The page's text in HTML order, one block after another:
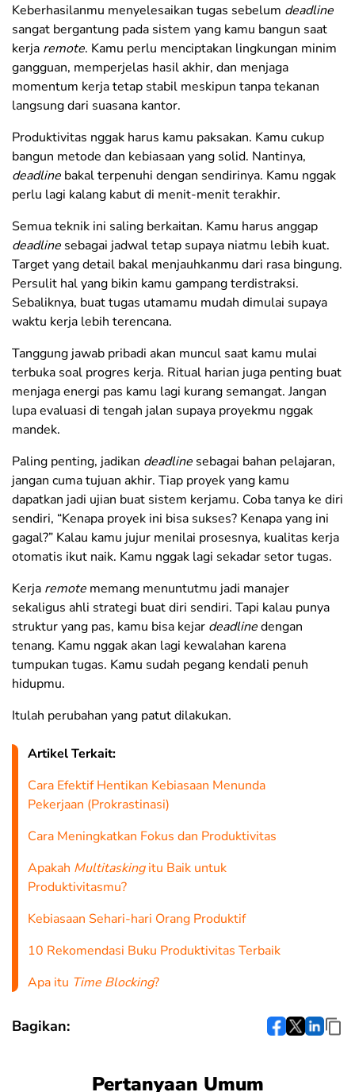
Keberhasilanmu menyelesaikan tugas sebelum deadline
sangat bergantung pada sistem yang kamu bangun saat
kerja remote. Kamu perlu menciptakan lingkungan minim
gangguan, memperjelas hasil akhir, dan menjaga
momentum kerja tetap stabil meskipun tanpa tekanan
langsung dari suasana kantor.
Produktivitas nggak harus kamu paksakan. Kamu cukup
bangun metode dan kebiasaan yang solid. Nantinya,
deadline bakal terpenuhi dengan sendirinya. Kamu nggak
perlu lagi kalang kabut di menit-menit terakhir.
Semua teknik ini saling berkaitan. Kamu harus anggap
deadline sebagai jadwal tetap supaya niatmu lebih kuat.
Target yang detail bakal menjauhkanmu dari rasa bingung.
Persulit hal yang bikin kamu gampang terdistraksi.
Sebaliknya, buat tugas utamamu mudah dimulai supaya
waktu kerja lebih terencana.
Tanggung jawab pribadi akan muncul saat kamu mulai
terbuka soal progres kerja. Ritual harian juga penting buat
menjaga energi pas kamu lagi kurang semangat. Jangan
lupa evaluasi di tengah jalan supaya proyekmu nggak
mandek.
Paling penting, jadikan deadline sebagai bahan pelajaran,
jangan cuma tujuan akhir. Tiap proyek yang kamu
dapatkan jadi ujian buat sistem kerjamu. Coba tanya ke diri
sendiri, “Kenapa proyek ini bisa sukses? Kenapa yang ini
gagal?” Kalau kamu jujur menilai prosesnya, kualitas kerja
otomatis ikut naik. Kamu nggak lagi sekadar setor tugas.
Kerja remote memang menuntutmu jadi manajer
sekaligus ahli strategi buat diri sendiri. Tapi kalau punya
struktur yang pas, kamu bisa kejar deadlinedengan
tenang. Kamu nggak akan lagi kewalahan karena
tumpukan tugas. Kamu sudah pegang kendali penuh
hidupmu.
Itulah perubahan yang patut dilakukan.
Artikel Terkait:
Cara Efektif Hentikan Kebiasaan Menunda
Pekerjaan (Prokrastinasi)
Cara Meningkatkan Fokus dan Produktivitas
Apakah Multitaskingitu Baik untuk
Produktivitasmu?
Kebiasaan Sehari-hari Orang Produktif
10 Rekomendasi Buku Produktivitas Terbaik
Apa itu Time Blocking?
Bagikan:
Pertanyaan Umum